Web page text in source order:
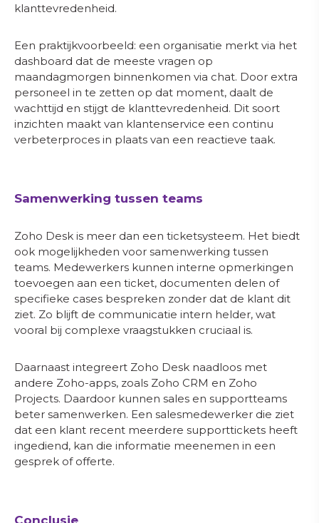
klanttevredenheid.
Een praktijkvoorbeeld: een organisatie merkt via het
dashboard dat de meeste vragen op
maandagmorgen binnenkomen via chat. Door extra
personeel in te zetten op dat moment, daalt de
wachttijd en stijgt de klanttevredenheid. Dit soort
inzichten maakt van klantenservice een continu
verbeterproces in plaats van een reactieve taak.
Samenwerking tussen teams
Zoho Desk is meer dan een ticketsysteem. Het biedt
ook mogelijkheden voor samenwerking tussen
teams. Medewerkers kunnen interne opmerkingen
toevoegen aan een ticket, documenten delen of
specifieke cases bespreken zonder dat de klant dit
ziet. Zo blijft de communicatie intern helder, wat
vooral bij complexe vraagstukken cruciaal is.
Daarnaast integreert Zoho Desk naadloos met
andere Zoho-apps, zoals Zoho CRM en Zoho
Projects. Daardoor kunnen sales en supportteams
beter samenwerken. Een salesmedewerker die ziet
dat een klant recent meerdere supporttickets heeft
ingediend, kan die informatie meenemen in een
gesprek of offerte.
Conclusie
info@mobile-xl.nl
Plan een gratis adviesgesprek
Gemiddelde beoordeling: 4.9/5